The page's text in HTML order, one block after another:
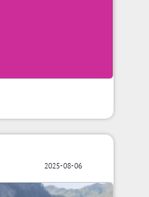
2025-08-06